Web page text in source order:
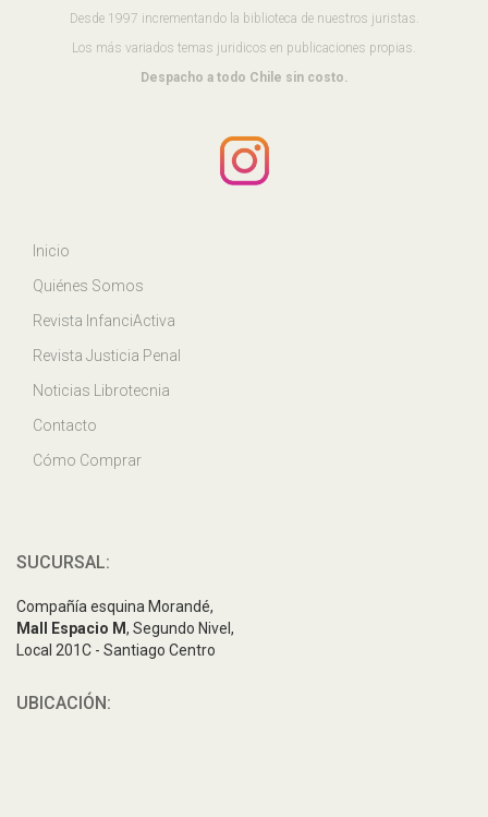
Desde 1997 incrementando la biblioteca de nuestros juristas.
Los más variados temas juridicos en publicaciones propias.
Despacho a todo Chile sin costo.
Inicio
Quiénes Somos
Revista InfanciActiva
Revista Justicia Penal
Noticias Librotecnia
Contacto
Cómo Comprar
SUCURSAL:
Compañía esquina Morandé,
Mall Espacio M, Segundo Nivel,
Local 201C - Santiago Centro
UBICACIÓN: